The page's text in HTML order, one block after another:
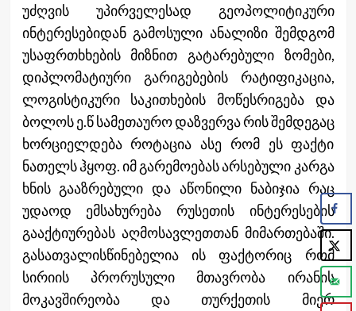
უძღვის უპირველესად გეოპოლიტიკური
ინტერესებიდან გამოსული ანალიზი შემდგომ
უსაფრთხხების მიზნით გატარებული ზომები,
დიპლომატიური გარიგებების რატიფიკაცია,
ლოგისტიკური საკითხების მოწესრიგება და
ბოლოს ე.წ სამეთაურო დაზვერვა რის შემდეგაც
ხორციელდება როტაცია ასე რომ ეს ფაქტი
ნათელს ჰყოფ. იმ გარემოებას არსებული კარგა
ხნის გააზრებული და აწონილი ნაბიჯია რაც
უდაოდ ემსახურება რუსეთის ინტერესების
გააქტიურებას აღმოსავლეთთან მიმართებაში.
გასათვალისწინებელია ის ფაქტორიც რომ
სირიის პრორუსული მთავრობა ირანის
მოკავშირეობა და თურქეთის მიერ